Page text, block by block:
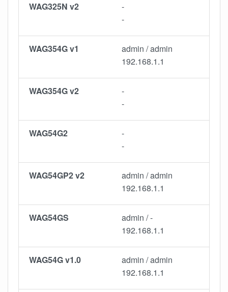
WAG325N v2
-
-
WAG354G v1
admin / admin
192.168.1.1
WAG354G v2
-
-
WAG54G2
-
-
WAG54GP2 v2
admin / admin
192.168.1.1
WAG54GS
admin / -
192.168.1.1
WAG54G v1.0
admin / admin
192.168.1.1